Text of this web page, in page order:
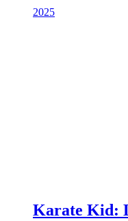
2025
Karate Kid: